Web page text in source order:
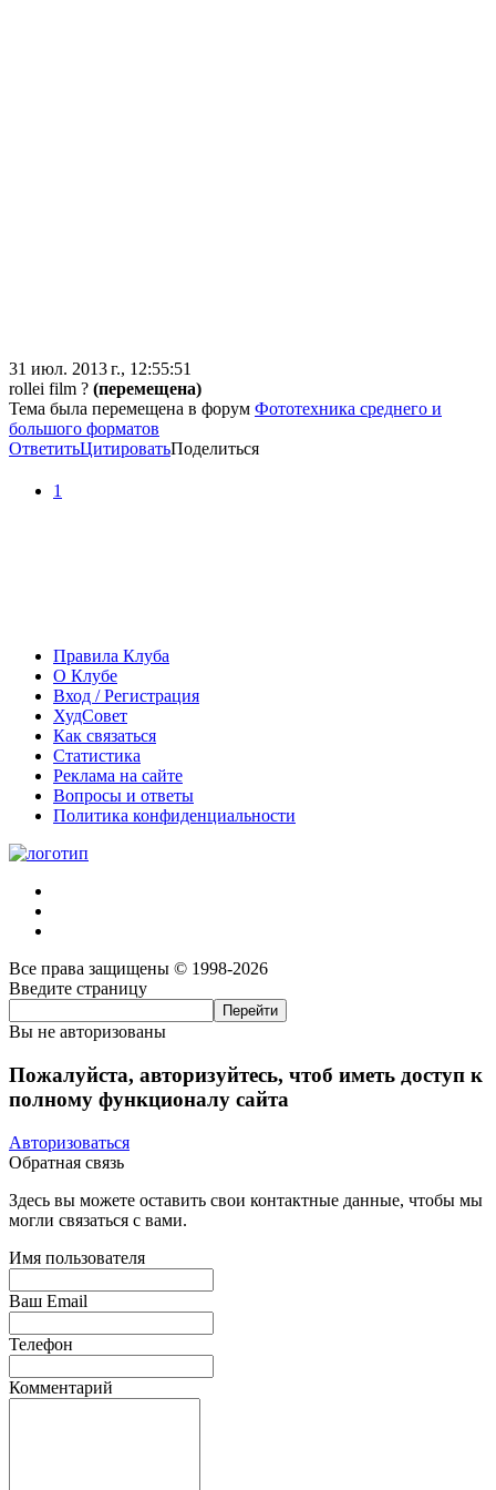
31 июл. 2013 г., 12:55:51
rollei film ? (перемещена)
Тема была перемещена в форум Фототехника среднего и
большого форматов
ОтветитьЦитироватьПоделиться
1
Правила Клуба
О Клубе
Вход / Регистрация
ХудСовет
Как связаться
Статистика
Реклама на сайте
Вопросы и ответы
Политика конфиденциальности
Все права защищены © 1998-2026
Введите страницу
Вы не авторизованы
Пожалуйста, авторизуйтесь, чтоб иметь доступ к
полному функционалу сайта
Авторизоваться
Обратная связь
Здесь вы можете оставить свои контактные данные, чтобы мы
могли связаться с вами.
Имя пользователя
Ваш Email
Телефон
Комментарий